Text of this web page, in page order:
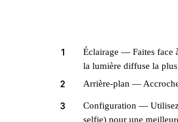
1
Éclairage — Faites face
la lumière diffuse la
2
Arrière-plan —
3
Configuration — Utilisez
selfie) pour une